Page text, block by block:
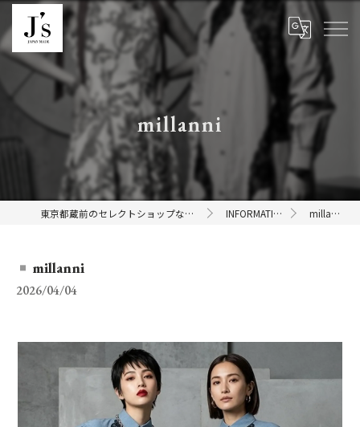
millanni
東京都蔵前のセレクトショップならJ's INFORMATION millanni
millanni
2026/04/04